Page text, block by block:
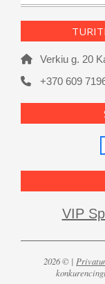
Verkiu g. 20
+370 609
VIP
2026 © |